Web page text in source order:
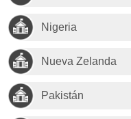
Nigeria
Nueva Zelanda
Pakistán